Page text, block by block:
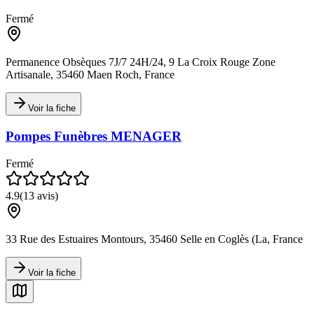
Fermé
Permanence Obsèques 7J/7 24H/24, 9 La Croix Rouge Zone
Artisanale, 35460 Maen Roch, France
Voir la fiche
Pompes Funèbres MENAGER
Fermé
4.9(13 avis)
33 Rue des Estuaires Montours, 35460 Selle en Coglès (La, France
Voir la fiche